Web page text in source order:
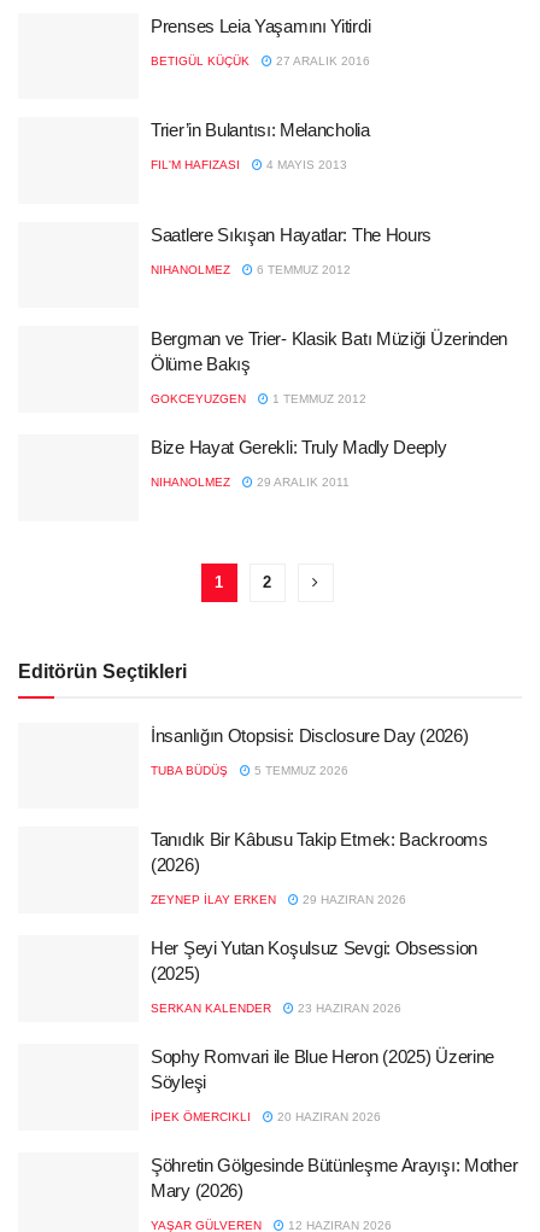
Prenses Leia Yaşamını Yitirdi
BETIGÜL KÜÇÜK 27 ARALIK 2016
Trier’in Bulantısı: Melancholia
FIL'M HAFIZASI 4 MAYIS 2013
Saatlere Sıkışan Hayatlar: The Hours
NIHANOLMEZ 6 TEMMUZ 2012
Bergman ve Trier- Klasik Batı Müziği Üzerinden
Ölüme Bakış
GOKCEYUZGEN 1 TEMMUZ 2012
Bize Hayat Gerekli: Truly Madly Deeply
NIHANOLMEZ 29 ARALIK 2011
1 2
Editörün Seçtikleri
İnsanlığın Otopsisi: Disclosure Day (2026)
TUBA BÜDÜŞ 5 TEMMUZ 2026
Tanıdık Bir Kâbusu Takip Etmek: Backrooms
(2026)
ZEYNEP İLAY ERKEN 29 HAZIRAN 2026
Her Şeyi Yutan Koşulsuz Sevgi: Obsession
(2025)
SERKAN KALENDER 23 HAZIRAN 2026
Sophy Romvari ile Blue Heron (2025) Üzerine
Söyleşi
İPEK ÖMERCIKLI 20 HAZIRAN 2026
Şöhretin Gölgesinde Bütünleşme Arayışı: Mother
Mary (2026)
YAŞAR GÜLVEREN 12 HAZIRAN 2026